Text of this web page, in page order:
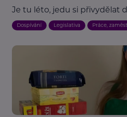
Je tu léto, jedu si přivydělat
Dospívání Legislativa Práce,